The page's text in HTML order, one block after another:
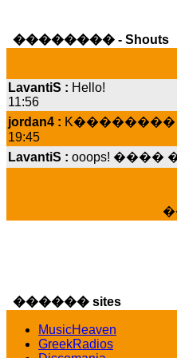
�������� - Shouts
11:56
jordan4 :
19:45
LavantiS :
���� ���; ����
veronica :E����
16:39
veronica :[URL] ����
������ sites
MusicHeaven
GreekRadios